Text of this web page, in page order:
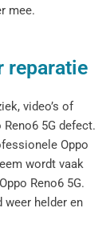
mee.
reparatie
video’s of
5G defect.
Oppo
wordt vaak
Reno6 5G.
weer helder en